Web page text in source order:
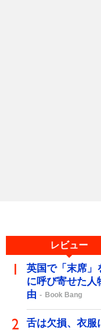
レビュー
英国で「末席」
に呼び寄せた
由
Book Bang
舌は欠損、衣